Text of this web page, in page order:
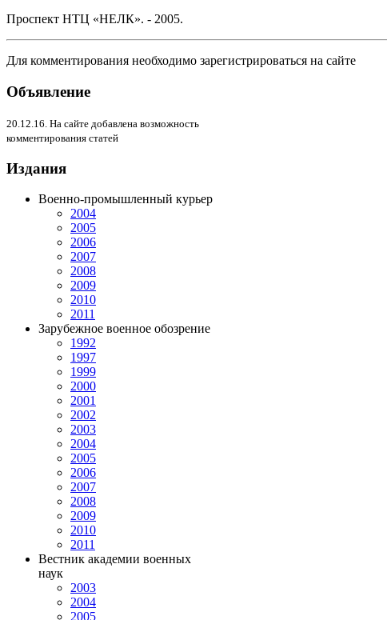
Проспект НТЦ «НЕЛК». - 2005.
Для комментирования необходимо зарегистрироваться на сайте
Объявление
20.12.16. На сайте добавлена возможность
комментирования статей
Издания
Военно-промышленный курьер
2004
2005
2006
2007
2008
2009
2010
2011
Зарубежное военное обозрение
1992
1997
1999
2000
2001
2002
2003
2004
2005
2006
2007
2008
2009
2010
2011
Вестник академии военных
наук
2003
2004
2005